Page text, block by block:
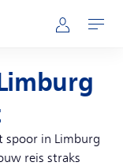
Mijn NS
Openen
spoor in Limburg
reis straks